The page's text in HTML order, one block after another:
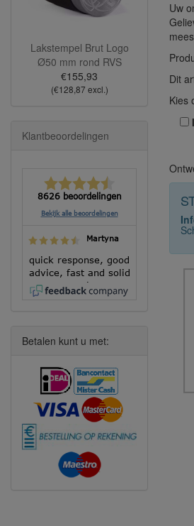
Uw
Dit
Kies
Lakstempel Brut Logo
Ø50 mm rond RVS
€155,93
(€128,87 excl.)
Klantbeoordelingen
8626 beoordelingen
Bekijk alle beoordelingen
Martyna
quick response, good
advice, fast and solid
execution!
Betalen kunt u met: